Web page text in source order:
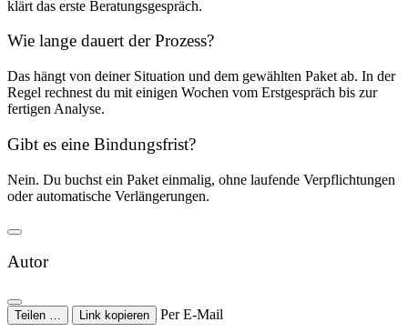
klärt das erste Beratungsgespräch.
Wie lange dauert der Prozess?
Das hängt von deiner Situation und dem gewählten Paket ab. In der
Regel rechnest du mit einigen Wochen vom Erstgespräch bis zur
fertigen Analyse.
Gibt es eine Bindungsfrist?
Nein. Du buchst ein Paket einmalig, ohne laufende Verpflichtungen
oder automatische Verlängerungen.
Autor
Teilen … Link kopieren Per E-Mail